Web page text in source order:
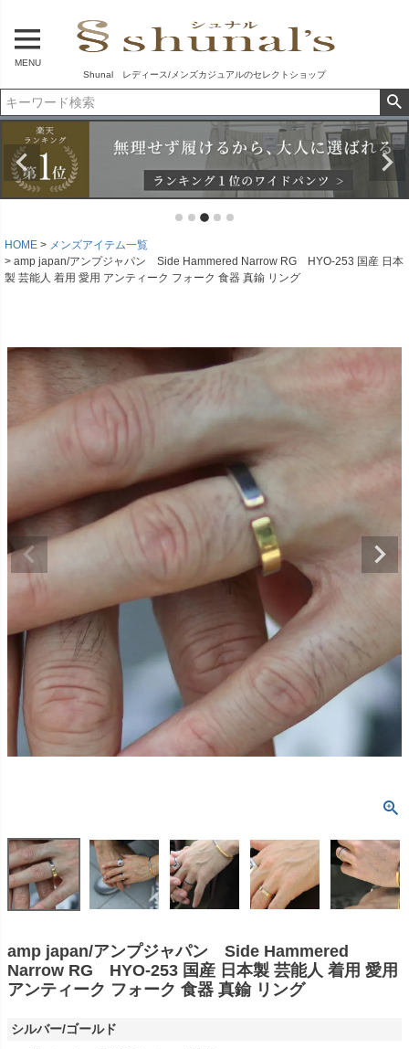
MENU
Shunal レディース/メンズカジュアルのセレクトショップ
HOME
メンズアイテム一覧
amp japan/アンプジャパン Side Hammered Narrow RG HYO-253 国産 日本
製 芸能人 着用 愛用 アンティーク フォーク 食器 真鍮 リング
amp japan/アンプジャパン Side Hammered
Narrow RG HYO-253 国産 日本製 芸能人 着用 愛用
アンティーク フォーク 食器 真鍮 リング
シルバー/ゴールド